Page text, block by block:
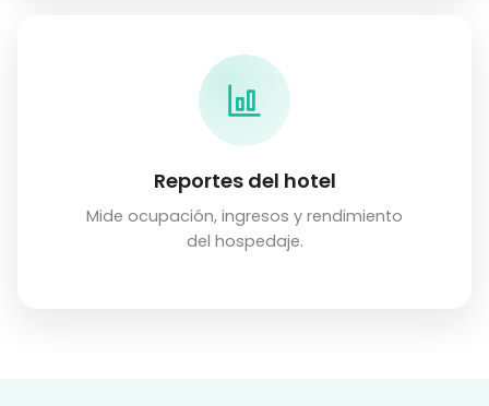
Reportes del hotel
Mide ocupación, ingresos y rendimiento
del hospedaje.